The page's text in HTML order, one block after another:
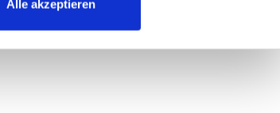
Alle akzeptieren